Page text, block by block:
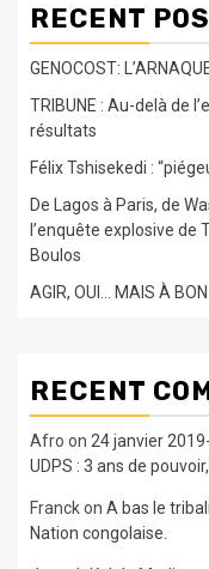
RECENT
GENOCOST:
TRIBUNE : Au-delà de
résultats
Félix Tshisekedi :
De Lagos à Paris, de
l’enquête explosive de
Boulos
AGIR, OUI… MAIS À BON
RECENT
Afro on 24 janvier
UDPS : 3 ans de
Franckon A bas le
Nation congolaise.